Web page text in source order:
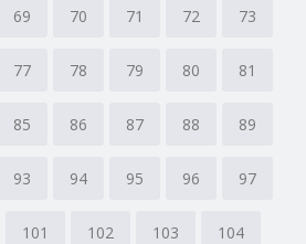
69 70 71 72 73
77 78 79 80 81
85 86 87 88 89
93 94 95 96 97
101 102 103 104